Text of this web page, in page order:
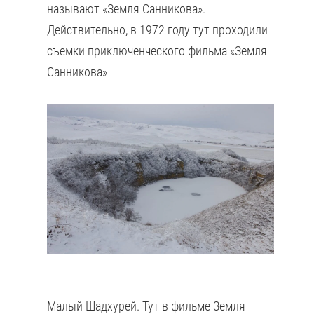
называют «Земля Санникова».
Действительно, в 1972 году тут проходили
съемки приключенческого фильма «Земля
Санникова»
Малый Шадхурей. Тут в фильме Земля